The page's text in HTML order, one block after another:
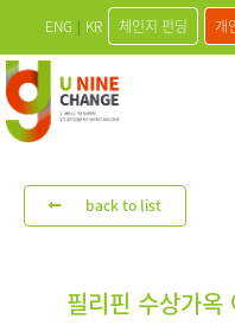
ENG | KR 체인지 펀딩 개
back to list
필리핀 수상가옥